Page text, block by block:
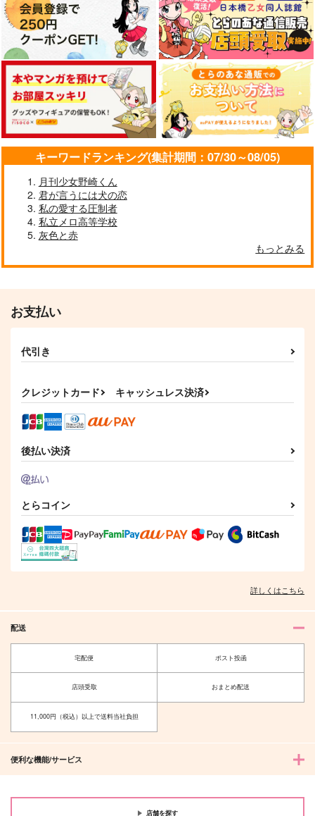
キーワードランキング(集計期間：07/30～08/05)
月刊少女野崎くん
君が言うには犬の恋
私の愛する圧制者
私立メロ高等学校
灰色と赤
もっとみる
お支払い
代引き
クレジットカード キャッシュレス決済
後払い決済
とらコイン
詳しくはこちら
配送
宅配便 ポスト投函
店頭受取 おまとめ配送
11,000円（税込）以上で送料当社負担
便利な機能/サービス
店舗を探す